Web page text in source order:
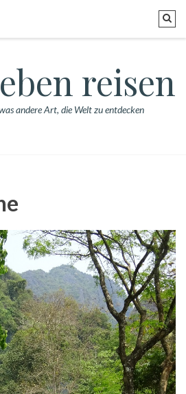
reisen
andere Art, die Welt zu entdecken